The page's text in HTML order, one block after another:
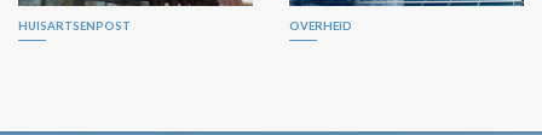
HUISARTSENPOST OVERHEID